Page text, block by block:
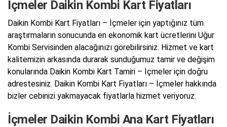
İçmeler Daikin Kombi Kart Fiyatları
Daikin Kombi Kart Fiyatları – İçmeler için yaptığınız tüm
araştırmaların sonucunda en ekonomik kart ücretlerini Uğur
Kombi Servisinden alacağınızı görebilirsiniz. Hizmet ve kart
kalitemizin arkasında durarak sunduğumuz tamir ve değişim
konularında Daikin Kombi Kart Tamiri – İçmeler için doğru
adrestesiniz. Daikin Kombi Kart Fiyatları – İçmeler hakkında
bizler cebinizi yakmayacak fiyatlarla hizmet veriyoruz.
İçmeler Daikin Kombi Ana Kart Fiyatları